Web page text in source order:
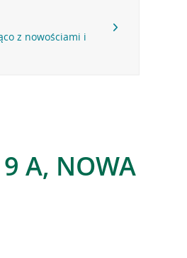
z nowościami i
A, NOWA